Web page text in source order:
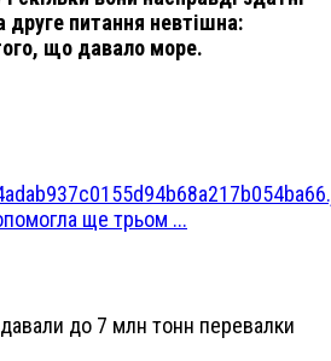
друге питання невтішна:
що давало море.
ще трьом ...